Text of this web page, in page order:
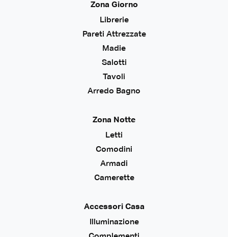
Zona Giorno
Librerie
Pareti Attrezzate
Madie
Salotti
Tavoli
Arredo Bagno
Zona Notte
Letti
Comodini
Armadi
Camerette
Accessori Casa
Illuminazione